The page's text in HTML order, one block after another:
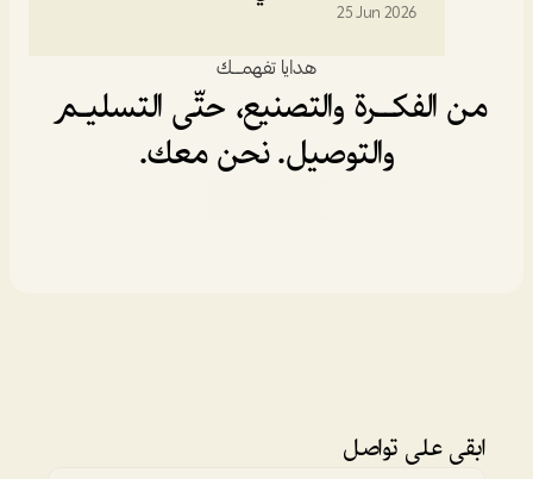
25 Jun 2026
هدايا تفهمـــك
والتوصيل. نحن معك.
ابقى على تواصل